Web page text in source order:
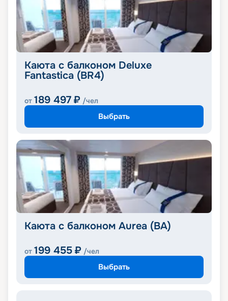
Каюта с балконом Deluxe
Fantastica (BR4)
от 189 497 ₽ /чел
Выбрать
Каюта с балконом Aurea (BA)
от 199 455 ₽ /чел
Выбрать